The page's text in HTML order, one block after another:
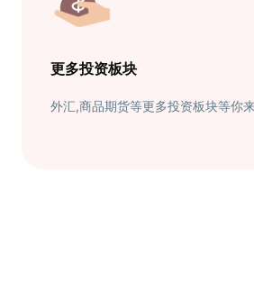
更多投资板块
外汇,商品期货等更多投资板块等你